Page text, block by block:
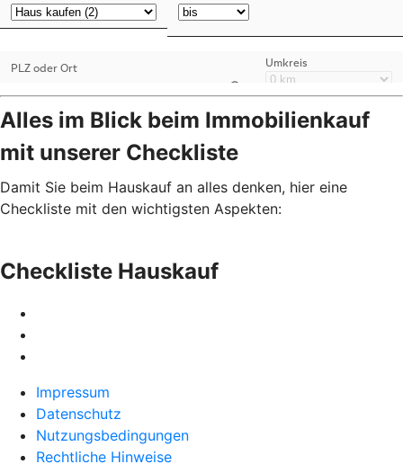
Alles im Blick beim Immobilienkauf
mit unserer Checkliste
Damit Sie beim Hauskauf an alles denken, hier eine
Checkliste mit den wichtigsten Aspekten:
Checkliste Hauskauf
Impressum
Datenschutz
Nutzungsbedingungen
Rechtliche Hinweise